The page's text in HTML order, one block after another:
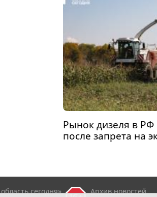
Рынок дизеля в РФ
после запрета на
сегодня»,
Архив новостей